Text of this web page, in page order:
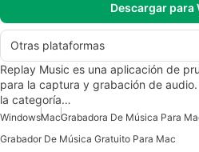
Descargar para
Otras plataformas
Replay Music es una aplicación de
para la captura y grabación de
la categoría…
WindowsMacGrabadora De Música Para
Grabador De Música Gratuito Para Mac